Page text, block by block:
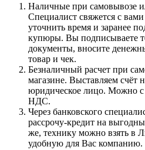
Наличные при самовывозе
Специалист свяжется с
уточнить время и заранее
купюры. Вы подписываете
документы, вносите
товар и чек.
Безналичный расчет при
магазине. Выставляем счёт
юридическое лицо. Можно
НДС.
Через банковского
рассрочу-кредит на
же, технику можно взять в
удобную для Вас компанию.